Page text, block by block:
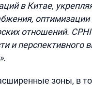
в Китае,
отношений.
и перспективного
зоны, в